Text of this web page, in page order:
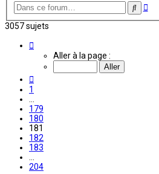
3057 sujets
181
Aller à la page :
1
179
180
181
182
183
204